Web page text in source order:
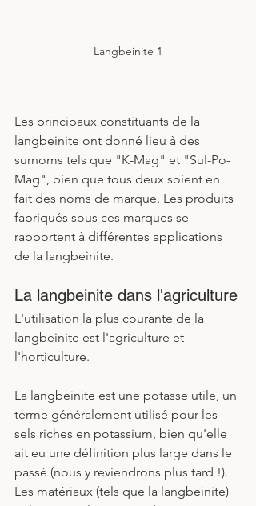
Langbeinite 1
Les principaux constituants de la
langbeinite ont donné lieu à des
surnoms tels que "K-Mag" et "Sul-Po-
Mag", bien que tous deux soient en
fait des noms de marque. Les produits
fabriqués sous ces marques se
rapportent à différentes applications
de la langbeinite.
La langbeinite dans l'agriculture
L'utilisation la plus courante de la
langbeinite est l'agriculture et
l'horticulture.
La langbeinite est une potasse utile, un
terme généralement utilisé pour les
sels riches en potassium, bien qu'elle
ait eu une définition plus large dans le
passé (nous y reviendrons plus tard !).
Les matériaux (tels que la langbeinite)